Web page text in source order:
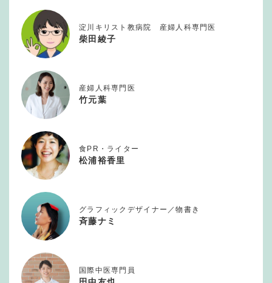
淀川キリスト教病院 産婦人科専門医
柴田綾子
産婦人科専門医
竹元葉
食PR・ライター
松浦裕香里
グラフィックデザイナー／物書き
斉藤ナミ
国際中医専門員